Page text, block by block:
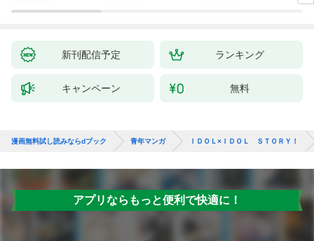
新刊配信予定 ランキング
キャンペーン 無料
漫画無料試し読みならdブック 青年マンガ ＩＤＯＬ×ＩＤＯＬ ＳＴＯＲＹ！
アプリならもっと便利で快適に！